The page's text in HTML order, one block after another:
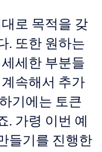
로 목적을 갖
. 또한 원하는
세한 부분들
속해서 추가
기에는 토큰
. 가령 이번 예
들기를 진행한